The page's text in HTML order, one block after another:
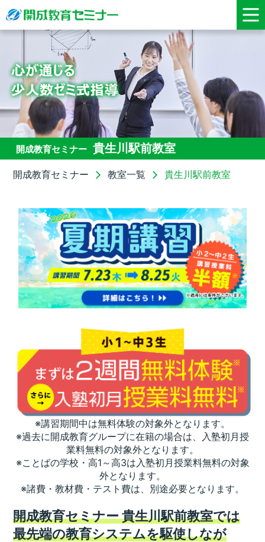
開成教育セミナー 貴生川駅前教室
開成教育セミナー 教室一覧 貴生川駅前教室
※講習期間中は無料体験の対象外となります。
※過去に開成教育グループに在籍の場合は、入塾初月授
業料無料の対象外となります。
※ことばの学校・高1～高3は入塾初月授業料無料の対象
外となります。
※諸費・教材費・テスト費は、別途必要となります。
開成教育セミナー 貴生川駅前教室では
最先端の教育システムを駆使しなが